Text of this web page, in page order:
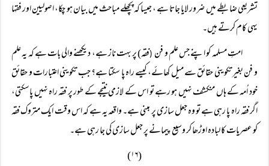
تشریعی ضابطے میں ضرور لایا جاتا ہے ، جیسا کہ پچھلے مباحث میں بیان ہو چکا، اصولیین اور فقہا
یہی کام کرتے ہیں۔
امتِ مسلمہ کو اپنے جس علم و فن (فقہ) پر بہت ناز ہے، دیکھنے والی بات ہے کہ یہ علم
و فن بغیر تکوینی حقائق سے میل کھائے، کیسے راہ پا سکتا ہے؟ جب تکوینی اعتبارات و حقائق
خود اُمہ کے ہاں منکشف نہیں ہو رہے تو اس کے لازمی نتیجے کے طور پر فقہ راہ نہیں پاسکتی،
اگر فقہ راہ پا رہی ہے تو وہ جعل سازی پر مبنی ہے۔ واقعہ یہ ہے کہ اس وقت ایک متروک فقہ
کو عصریات کا لبادہ اوڑھا کر وسیع پیمانے پر جعل سازی کی جا رہی ہے۔
(۱۶)